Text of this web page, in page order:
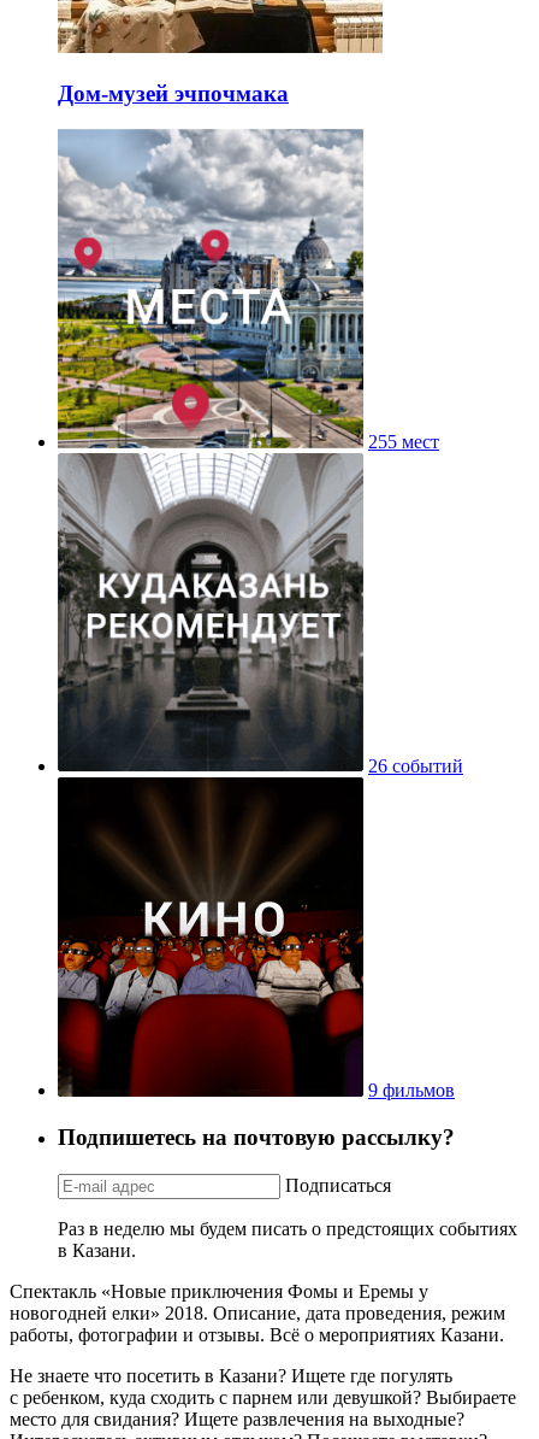
Дом-музей эчпочмака
255 мест
26 событий
9 фильмов
Подпишетесь на почтовую рассылку?
Подписаться
Раз в неделю мы будем писать о предстоящих событиях
в Казани.
Спектакль «Новые приключения Фомы и Еремы у
новогодней елки» 2018. Описание, дата проведения, режим
работы, фотографии и отзывы. Всё о мероприятиях Казани.
Не знаете что посетить в Казани? Ищете где погулять
с ребенком, куда сходить с парнем или девушкой? Выбираете
место для свидания? Ищете развлечения на выходные?